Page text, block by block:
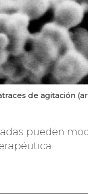
de agitación
pueden